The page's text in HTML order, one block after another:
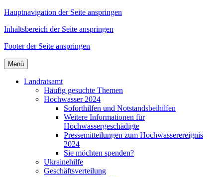
Hauptnavigation der Seite anspringen
Inhaltsbereich der Seite anspringen
Footer der Seite anspringen
Menü
Landratsamt
Häufig gesuchte Themen
Hochwasser 2024
Soforthilfen und Notstandsbeihilfen
Weitere Informationen für
Hochwassergeschädigte
Pressemitteilungen zum Hochwasserereignis
2024
Sie möchten spenden?
Ukrainehilfe
Geschäftsverteilung